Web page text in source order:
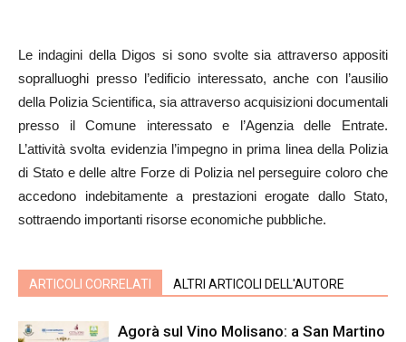
Le indagini della Digos si sono svolte sia attraverso appositi
sopralluoghi presso l’edificio interessato, anche con l’ausilio
della Polizia Scientifica, sia attraverso acquisizioni documentali
presso il Comune interessato e l’Agenzia delle Entrate.
L’attività svolta evidenzia l’impegno in prima linea della Polizia
di Stato e delle altre Forze di Polizia nel perseguire coloro che
accedono indebitamente a prestazioni erogate dallo Stato,
sottraendo importanti risorse economiche pubbliche.
ARTICOLI CORRELATI ALTRI ARTICOLI DELL'AUTORE
Agorà sul Vino Molisano: a San Martino